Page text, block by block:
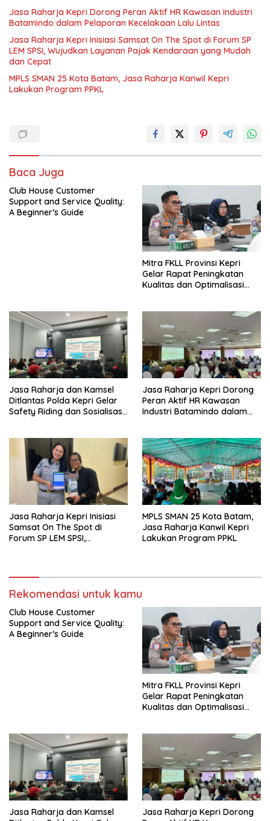
Jasa Raharja Kepri Dorong Peran Aktif HR Kawasan Industri
Batamindo dalam Pelaporan Kecelakaan Lalu Lintas
Jasa Raharja Kepri Inisiasi Samsat On The Spot di Forum SP
LEM SPSI, Wujudkan Layanan Pajak Kendaraan yang Mudah
dan Cepat
MPLS SMAN 25 Kota Batam, Jasa Raharja Kanwil Kepri
Lakukan Program PPKL
Baca Juga
Club House Customer
Support and Service Quality:
A Beginner’s Guide
Mitra FKLL Provinsi Kepri
Gelar Rapat Peningkatan
Kualitas dan Optimalisasi
Jasa Raharja dan Kamsel
Ditlantas Polda Kepri Gelar
Safety Riding dan Sosialisasi
Indonesia
Jasa Raharja Kepri Dorong
Peran Aktif HR Kawasan
Industri Batamindo dalam
Jasa Raharja Kepri Inisiasi
Samsat On The Spot di
Forum SP LEM SPSI,
MPLS SMAN 25 Kota Batam,
Jasa Raharja Kanwil Kepri
Lakukan Program PPKL
Rekomendasi untuk kamu
Club House Customer
Support and Service Quality:
A Beginner’s Guide
Mitra FKLL Provinsi Kepri
Gelar Rapat Peningkatan
Kualitas dan Optimalisasi
Jasa Raharja dan Kamsel
Jasa Raharja Kepri Dorong